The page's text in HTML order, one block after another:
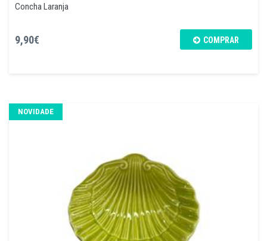
Concha Laranja
9,90€ COMPRAR
NOVIDADE